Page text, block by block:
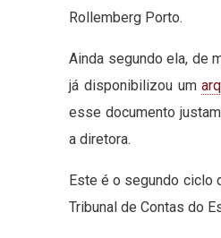
Rollemberg Porto.
Ainda segundo ela, de
já disponibilizou um
esse documento
a diretora. ​
Este é o segundo ciclo
Tribunal de Contas do